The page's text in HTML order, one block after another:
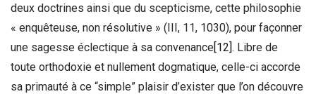
deux doctrines ainsi que du scepticisme, cette philosophie
« enquêteuse, non résolutive » (III, 11, 1030), pour façonner
une sagesse éclectique à sa convenance[12]. Libre de
toute orthodoxie et nullement dogmatique, celle-ci accorde
sa primauté à ce “simple” plaisir d’exister que l’on découvre